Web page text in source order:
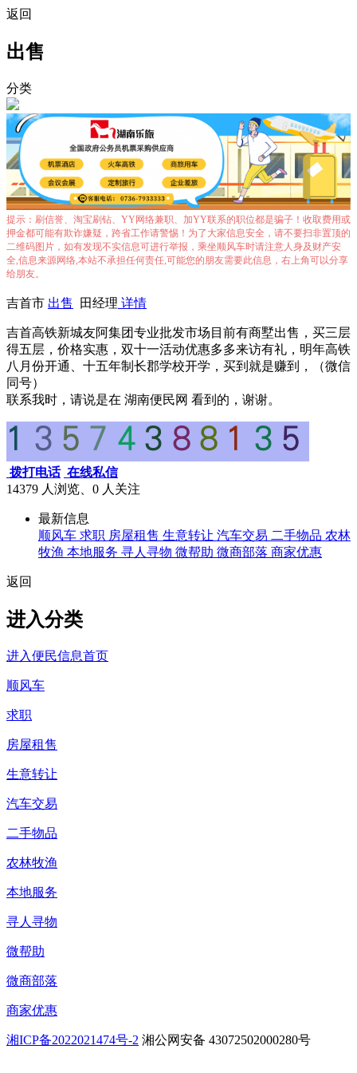
返回
出售
分类
提示：刷信誉、淘宝刷钻、YY网络兼职、加YY联系的职位都是骗子！收取费用或
押金都可能有欺诈嫌疑，跨省工作请警惕！为了大家信息安全，请不要扫非置顶的
二维码图片，如有发现不实信息可进行举报，乘坐顺风车时请注意人身及财产安
全,信息来源网络,本站不承担任何责任,可能您的朋友需要此信息，右上角可以分享
给朋友。
吉首市 出售 田经理 详情
吉首高铁新城友阿集团专业批发市场目前有商墅出售，买三层
得五层，价格实惠，双十一活动优惠多多来访有礼，明年高铁
八月份开通、十五年制长郡学校开学，买到就是赚到，（微信
同号）
联系我时，请说是在 湖南便民网 看到的，谢谢。
拨打电话 在线私信
14379 人浏览、0 人关注
最新信息
顺风车 求职 房屋租售 生意转让 汽车交易 二手物品 农林
牧渔 本地服务 寻人寻物 微帮助 微商部落 商家优惠
返回
进入分类
进入便民信息首页
顺风车
求职
房屋租售
生意转让
汽车交易
二手物品
农林牧渔
本地服务
寻人寻物
微帮助
微商部落
商家优惠
湘ICP备2022021474号-2 湘公网安备 43072502000280号